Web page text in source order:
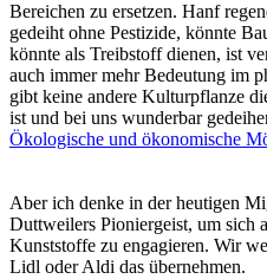
Bereichen zu ersetzen. Hanf
gedeiht ohne Pestizide, könnte
könnte als Treibstoff dienen, ist
auch immer mehr Bedeutung im
gibt keine andere Kulturpflanze
ist und bei uns wunderbar
Ökologische und ökonomische
Aber ich denke in der heutigen
Duttweilers Pioniergeist, um sich
Kunststoffe zu engagieren. Wir
Lidl oder Aldi das übernehmen.